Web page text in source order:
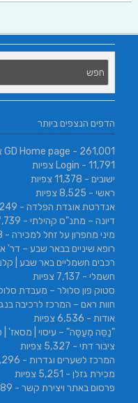
הדפים הנצפים ביותר
GD Home page - 261,001 צפיות
Login - 11,791 צפיות
ישובים - 11,378 צפיות
ראשי - 8,525 צפיות
אנדרטת אוגדת הפלדה - 8,249 צפיות
דיונה – מתנ"ס קהילתי - 7,739 צפיות
מיני מחפרון על זחל למכירה - 7,698 צפיות
רופא שיניים בבאר שבע – דר'
רכבים חשמליים באר שבע |
חשמלי - 7,137 צפיות
סטוק פון סלולר – מעבדת
חוות ראם – המרכז לרכיבה
אודות - 6,536 צפיות
"נַסֵּה מְעַסֶּה" – עיסוי | מסאז' |
ציבור דתי - 5,327 צפיות
המרכז לשערים וגדרות - 5,296 צפיות
מכירת גזלן - 5,251 צפיות
פרסום באתר ויצירת קשר - 5,189 צפיות